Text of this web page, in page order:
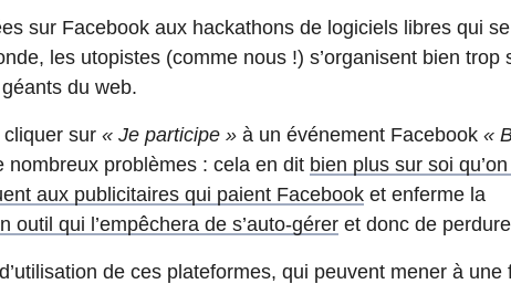
sur Facebook aux hackathons de logiciels libres qui
les utopistes (comme nous !) s’organisent bien trop
du web.
sur « Je participe »à un événement Facebook «
problèmes : cela en dit bien plus sur soi
aux publicitaires qui paient Facebooket enferme la
outil qui l’empêchera de s’auto-géreret donc de
de ces plateformes, qui peuvent mener à une